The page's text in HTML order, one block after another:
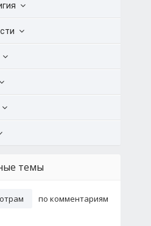
темы
по комментариям